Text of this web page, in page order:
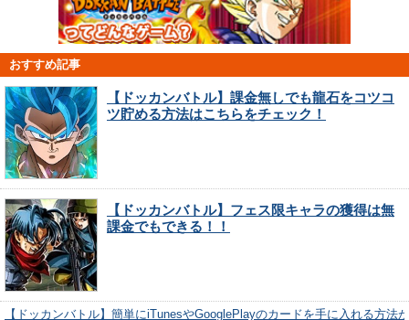
おすすめ記事
【ドッカンバトル】課金無しでも龍石をコツコ
ツ貯める方法はこちらをチェック！
【ドッカンバトル】フェス限キャラの獲得は無
課金でもできる！！
【ドッカンバトル】簡単にiTunesやGooglePlayのカードを手に入れる方法